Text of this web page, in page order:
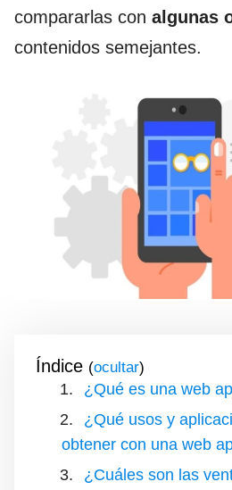
compararlas con algunas
contenidos semejantes.
Índice ( )
¿Qué es una web
¿Qué usos y
obtener con una web
¿Cuáles son las